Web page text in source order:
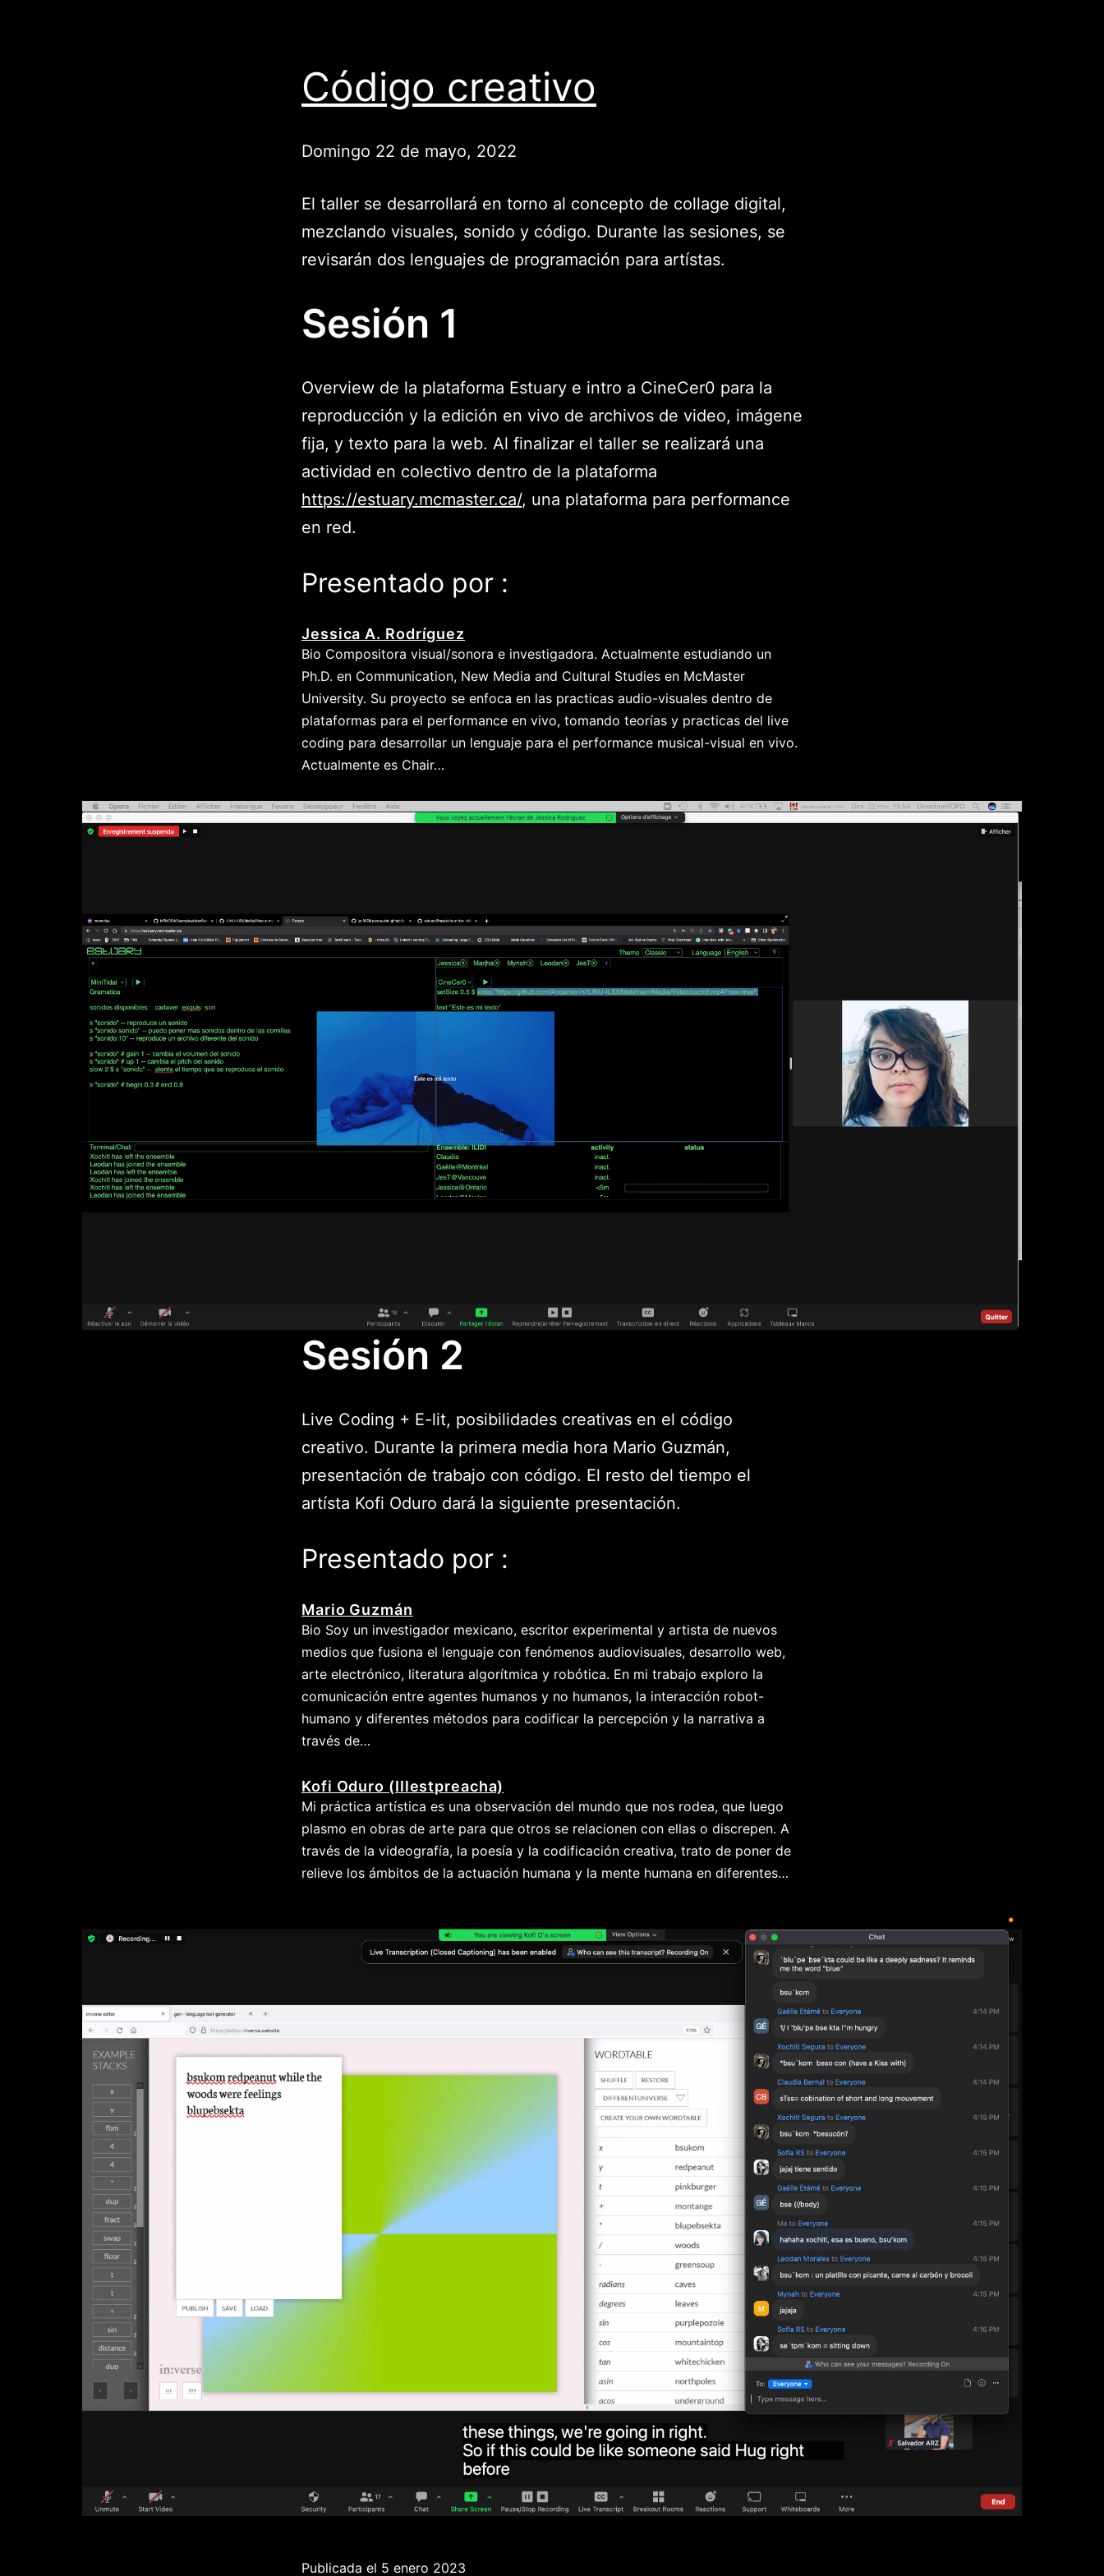
Código creativo
Domingo 22 de mayo, 2022
El taller se desarrollará en torno al concepto de collage digital,
mezclando visuales, sonido y código. Durante las sesiones, se
revisarán dos lenguajes de programación para artístas.
Sesión 1
Overview de la plataforma Estuary e intro a CineCer0 para la
reproducción y la edición en vivo de archivos de video, imágene
fija, y texto para la web. Al finalizar el taller se realizará una
actividad en colectivo dentro de la plataforma
https://estuary.mcmaster.ca/, una plataforma para performance
en red.
Presentado por :
Jessica A. Rodríguez
Bio Compositora visual/sonora e investigadora. Actualmente estudiando un
Ph.D. en Communication, New Media and Cultural Studies en McMaster
University. Su proyecto se enfoca en las practicas audio-visuales dentro de
plataformas para el performance en vivo, tomando teorías y practicas del live
coding para desarrollar un lenguaje para el performance musical-visual en vivo.
Actualmente es Chair…
Sesión 2
Live Coding + E-lit, posibilidades creativas en el código
creativo. Durante la primera media hora Mario Guzmán,
presentación de trabajo con código. El resto del tiempo el
artísta Kofi Oduro dará la siguiente presentación.
Presentado por :
Mario Guzmán
Bio Soy un investigador mexicano, escritor experimental y artista de nuevos
medios que fusiona el lenguaje con fenómenos audiovisuales, desarrollo web,
arte electrónico, literatura algorítmica y robótica. En mi trabajo exploro la
comunicación entre agentes humanos y no humanos, la interacción robot-
humano y diferentes métodos para codificar la percepción y la narrativa a
través de…
Kofi Oduro (Illestpreacha)
Mi práctica artística es una observación del mundo que nos rodea, que luego
plasmo en obras de arte para que otros se relacionen con ellas o discrepen. A
través de la videografía, la poesía y la codificación creativa, trato de poner de
relieve los ámbitos de la actuación humana y la mente humana en diferentes…
Publicada el 5 enero 2023